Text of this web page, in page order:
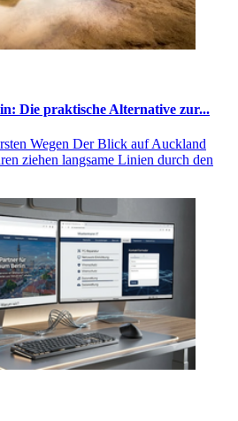
Die praktische Alternative zur...
Wegen Der Blick auf Auckland
ziehen langsame Linien durch den